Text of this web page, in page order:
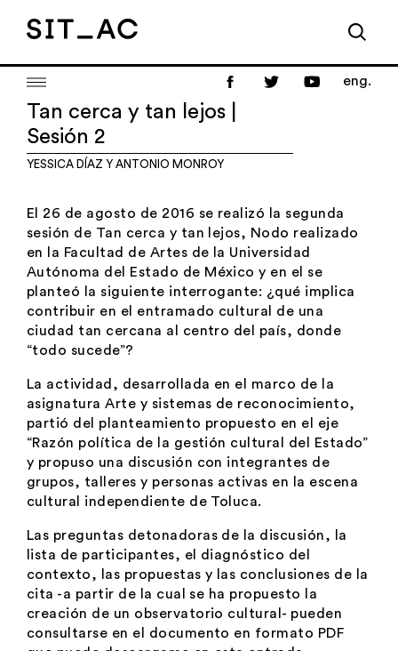
eng.
Tan cerca y tan lejos |
Sesión 2
YESSICA DÍAZ Y ANTONIO MONROY
El 26 de agosto de 2016 se realizó la segunda
sesión de Tan cerca y tan lejos, Nodo realizado
en la Facultad de Artes de la Universidad
Autónoma del Estado de México y en el se
planteó la siguiente interrogante: ¿qué implica
contribuir en el entramado cultural de una
ciudad tan cercana al centro del país, donde
“todo sucede”?
La actividad, desarrollada en el marco de la
asignatura Arte y sistemas de reconocimiento,
partió del planteamiento propuesto en el eje
“Razón política de la gestión cultural del Estado”
y propuso una discusión con integrantes de
grupos, talleres y personas activas en la escena
cultural independiente de Toluca.
Las preguntas detonadoras de la discusión, la
lista de participantes, el diagnóstico del
contexto, las propuestas y las conclusiones de la
cita -a partir de la cual se ha propuesto la
creación de un observatorio cultural- pueden
consultarse en el documento en formato PDF